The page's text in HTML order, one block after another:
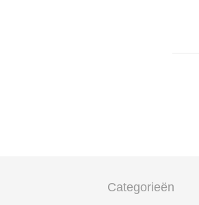
Categorieën